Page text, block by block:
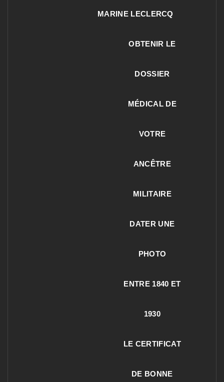
MARINE LECLERCQ
OBTENIR LE
DOSSIER
MÉDICAL DE
VOTRE
ANCÊTRE
MILITAIRE
DATER UNE
PHOTO
ENTRE 1840 ET
1930
LE CERTIFICAT
DE BONNE